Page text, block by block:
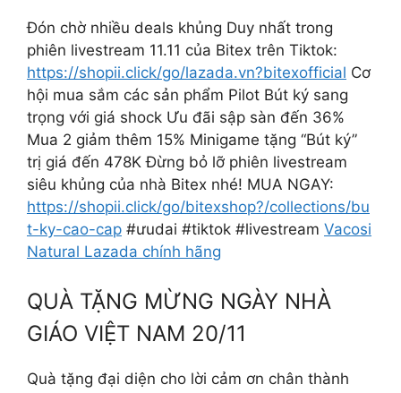
Đón chờ nhiều deals khủng Duy nhất trong
phiên livestream 11.11 của Bitex trên Tiktok:
https://shopii.click/go/lazada.vn?bitexofficial Cơ
hội mua sắm các sản phẩm Pilot Bút ký sang
trọng với giá shock Ưu đãi sập sàn đến 36%
Mua 2 giảm thêm 15% Minigame tặng “Bút ký”
trị giá đến 478K Đừng bỏ lỡ phiên livestream
siêu khủng của nhà Bitex nhé! MUA NGAY:
https://shopii.click/go/bitexshop?/collections/bu
t-ky-cao-cap #ưudai #tiktok #livestream Vacosi
Natural Lazada chính hãng
QUÀ TẶNG MỪNG NGÀY NHÀ
GIÁO VIỆT NAM 20/11
Quà tặng đại diện cho lời cảm ơn chân thành